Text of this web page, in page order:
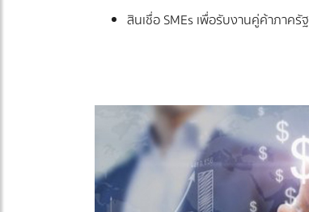
สินเชื่อ SMEs เพื่อรับงานคู่ค้าภาครัฐ